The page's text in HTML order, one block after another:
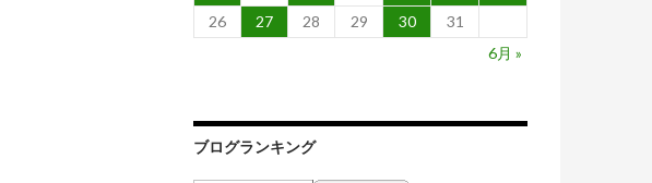
26
27 28 29 30
31
6月 »
ブログランキング